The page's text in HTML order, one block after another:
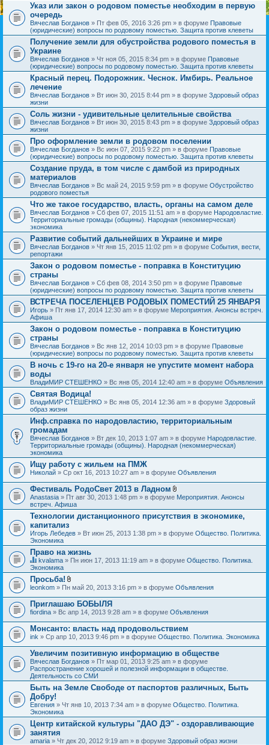
Указ или закон о родовом поместье необходим в первую
очередь
Вячеслав Богданов » Пт фев 05, 2016 3:26 pm » в форуме Правовые
(юридические) вопросы по родовому поместью. Защита против клеветы
Получение земли для обустройства родового поместья в
Украине
Вячеслав Богданов » Чт ноя 05, 2015 8:34 pm » в форуме Правовые
(юридические) вопросы по родовому поместью. Защита против клеветы
Красный перец. Подорожник. Чеснок. Имбирь. Реальное
лечение
Вячеслав Богданов » Вт июн 30, 2015 8:44 pm » в форуме Здоровый образ
жизни
Соль жизни - удивительные целительные свойства
Вячеслав Богданов » Вт июн 30, 2015 8:43 pm » в форуме Здоровый образ
жизни
Про оформление земли в родовом поселении
Вячеслав Богданов » Вс июн 07, 2015 9:22 pm » в форуме Правовые
(юридические) вопросы по родовому поместью. Защита против клеветы
Создание пруда, в том числе с дамбой из природных
материалов
Вячеслав Богданов » Вс май 24, 2015 9:59 pm » в форуме Обустройство
родового поместья
Что же такое государство, власть, органы на самом деле
Вячеслав Богданов » Сб фев 07, 2015 11:51 am » в форуме Народовластие.
Территориальные громады (общины). Народная (некоммерческая)
экономика
Развитие событий дальнейших в Украине и мире
Вячеслав Богданов » Чт янв 15, 2015 11:02 pm » в форуме События, вести,
репортажи
Закон о родовом поместье - поправка в Конституцию
страны
Вячеслав Богданов » Сб фев 08, 2014 3:50 pm » в форуме Правовые
(юридические) вопросы по родовому поместью. Защита против клеветы
ВСТРЕЧА ПОСЕЛЕНЦЕВ РОДОВЫХ ПОМЕСТИЙ 25 ЯНВАРЯ
Игорь » Пт янв 17, 2014 12:30 am » в форуме Мероприятия. Анонсы встреч.
Афиша
Закон о родовом поместье - поправка в Конституцию
страны
Вячеслав Богданов » Вс янв 12, 2014 10:03 pm » в форуме Правовые
(юридические) вопросы по родовому поместью. Защита против клеветы
В ночь с 19-го на 20-е января не упустите момент набора
воды
ВладиМИР СТЕШЕНКО » Вс янв 05, 2014 12:40 am » в форуме Объявления
Святая Водица!
ВладиМИР СТЕШЕНКО » Вс янв 05, 2014 12:36 am » в форуме Здоровый
образ жизни
Инф.справка по народовластию, территориальным
громадам
Вячеслав Богданов » Вт дек 10, 2013 1:07 am » в форуме Народовластие.
Территориальные громады (общины). Народная (некоммерческая)
экономика
Ищу работу с жильем на ПМЖ
Николай » Ср окт 16, 2013 10:27 am » в форуме Объявления
Фестиваль РодоСвет 2013 в Ладном
В
о
ж
н
и
я
Anastasia » Пт авг 30, 2013 1:48 pm » в форуме Мероприятия. Анонсы
встреч. Афиша
Технологии дистанционного присутствия в экономике,
капитализ
Игорь Лебедев » Вт июн 25, 2013 1:38 pm » в форуме Общество. Политика.
Экономика
Право на жизнь
Д
а
н
н
я
т
е
м
а
с
о
д
е
р
ж
и
т
о
п
р
о
с
.
kvalama » Пн июн 17, 2013 11:19 am » в форуме Общество. Политика.
Экономика
Просьба!
В
о
ж
е
н
и
я
leonkom » Пн май 20, 2013 3:16 pm » в форуме Объявления
Приглашаю БОБЫЛЯ
fiordina » Вс апр 14, 2013 9:28 am » в форуме Объявления
Монсанто: власть над продовольствием
ink » Ср апр 10, 2013 9:46 pm » в форуме Общество. Политика. Экономика
Увеличим позитивную информацию в обществе
Вячеслав Богданов » Пт мар 01, 2013 9:25 am » в форуме
Распространение хорошей и полезной информации в обществе.
Деятельность со СМИ
Быть на Земле Свободе от паспортов различных, Быть
Добру!
Евгения » Чт янв 10, 2013 7:34 am » в форуме Общество. Политика.
Экономика
Центр китайской культуры "ДАО ДЭ" - оздоравливающие
занятия
amaria » Чт дек 20, 2012 9:19 am » в форуме Здоровый образ жизни